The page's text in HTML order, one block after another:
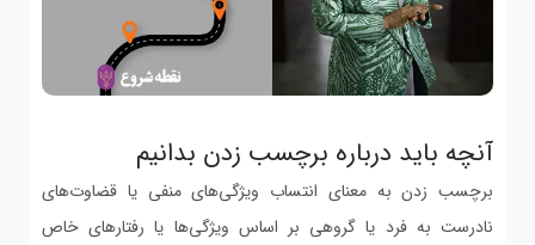
آنچه باید درباره برچسب زدن بدانیم
برچسب زدن به معنای انتساب ویژگی‌های منفی یا قضاوت‌های
نادرست به فرد یا گروهی بر اساس ویژگی‌ها یا رفتارهای خاص